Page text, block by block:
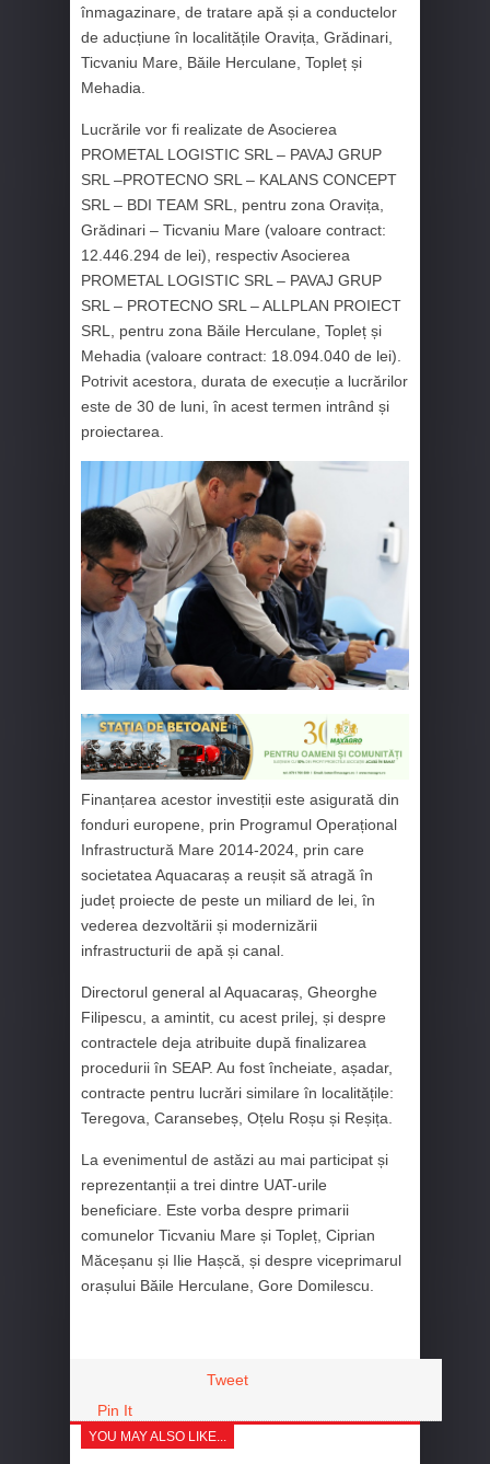
înmagazinare, de tratare apă și a conductelor
de aducțiune în localitățile Oravița, Grădinari,
Ticvaniu Mare, Băile Herculane, Topleț și
Mehadia.
Lucrările vor fi realizate de Asocierea
PROMETAL LOGISTIC SRL – PAVAJ GRUP
SRL –PROTECNO SRL – KALANS CONCEPT
SRL – BDI TEAM SRL, pentru zona Oravița,
Grădinari – Ticvaniu Mare (valoare contract:
12.446.294 de lei), respectiv Asocierea
PROMETAL LOGISTIC SRL – PAVAJ GRUP
SRL – PROTECNO SRL – ALLPLAN PROIECT
SRL, pentru zona Băile Herculane, Topleț și
Mehadia (valoare contract: 18.094.040 de lei).
Potrivit acestora, durata de execuție a lucrărilor
este de 30 de luni, în acest termen intrând și
proiectarea.
Finanțarea acestor investiții este asigurată din
fonduri europene, prin Programul Operațional
Infrastructură Mare 2014-2024, prin care
societatea Aquacaraș a reușit să atragă în
județ proiecte de peste un miliard de lei, în
vederea dezvoltării și modernizării
infrastructurii de apă și canal.
Directorul general al Aquacaraș, Gheorghe
Filipescu, a amintit, cu acest prilej, și despre
contractele deja atribuite după finalizarea
procedurii în SEAP. Au fost încheiate, așadar,
contracte pentru lucrări similare în localitățile:
Teregova, Caransebeș, Oțelu Roșu și Reșița.
La evenimentul de astăzi au mai participat și
reprezentanții a trei dintre UAT-urile
beneficiare. Este vorba despre primarii
comunelor Ticvaniu Mare și Topleț, Ciprian
Măceșanu și Ilie Hașcă, și despre viceprimarul
orașului Băile Herculane, Gore Domilescu.
Tweet
Pin It
YOU MAY ALSO LIKE...